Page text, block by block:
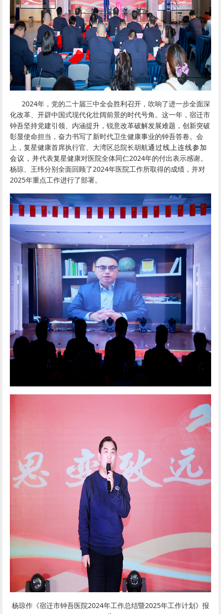
2024年，党的二十届三中全会胜利召开，吹响了进一步全面深
化改革、开辟中国式现代化壮阔前景的时代号角。这一年，宿迁市
钟吾坚持党建引领、内涵提升，锐意改革破解发展难题，创新突破
彰显使命担当，奋力书写了新时代卫生健康事业的钟吾答卷。会
上，复星健康首席执行官、大湾区总院长胡航通过线上连线参加
会议，并代表复星健康对医院全体同仁2024年的付出表示感谢。
杨琼、王纬分别全面回顾了2024年医院工作所取得的成绩，并对
2025年重点工作进行了部署。
杨琼作《宿迁市钟吾医院2024年工作总结暨2025年工作计划》报